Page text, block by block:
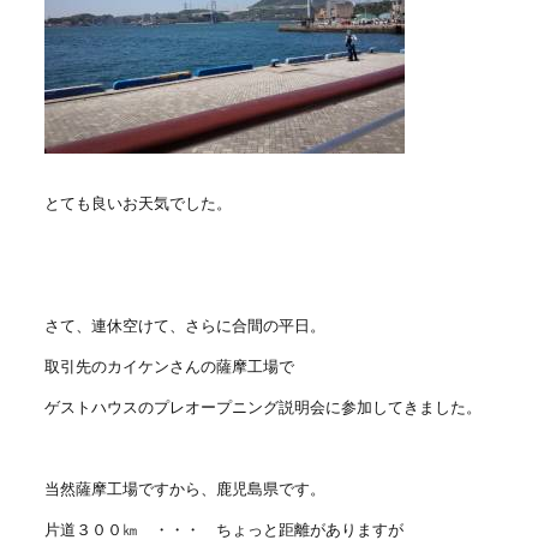
とても良いお天気でした。
さて、連休空けて、さらに合間の平日。
取引先のカイケンさんの薩摩工場で
ゲストハウスのプレオープニング説明会に参加してきました。
当然薩摩工場ですから、鹿児島県です。
片道３００㎞ ・・・ ちょっと距離がありますが